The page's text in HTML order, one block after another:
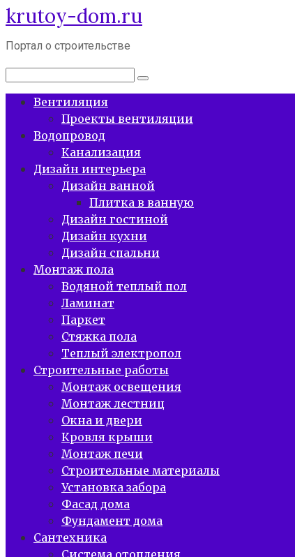
Перейти
к
контенту
krutoy-dom.ru
Портал о строительстве
Поиск:
Вентиляция
Проекты вентиляции
Водопровод
Канализация
Дизайн интерьера
Дизайн ванной
Плитка в ванную
Дизайн гостиной
Дизайн кухни
Дизайн спальни
Монтаж пола
Водяной теплый пол
Ламинат
Паркет
Стяжка пола
Теплый электропол
Строительные работы
Монтаж освещения
Монтаж лестниц
Окна и двери
Кровля крыши
Монтаж печи
Строительные материалы
Установка забора
Фасад дома
Фундамент дома
Сантехника
Система отопления